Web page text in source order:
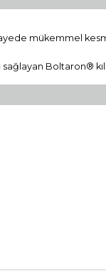
mükemmel
Boltaron®